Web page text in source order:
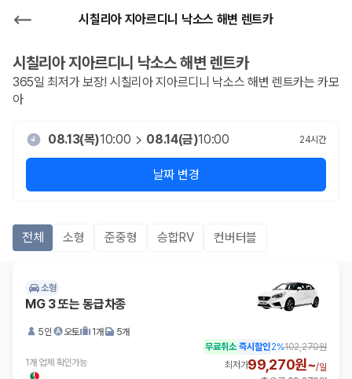
시칠리아 지아르디니 낙소스 해변 렌트카
시칠리아 지아르디니 낙소스 해변 렌트카
365일 최저가 보장! 시칠리아 지아르디니 낙소스 해변 렌트카는 카모
아
08.13(목)10:00 08.14(금)10:00 24시간
날짜 변경
전체 소형 준중형 승합RV 컨버터블
소형
MG 3 또는 동급차종
5인 오토 1개 5개
1개 업체 확인가능
무료취소 즉시할인2%102,270원
최저가99,270원~/일